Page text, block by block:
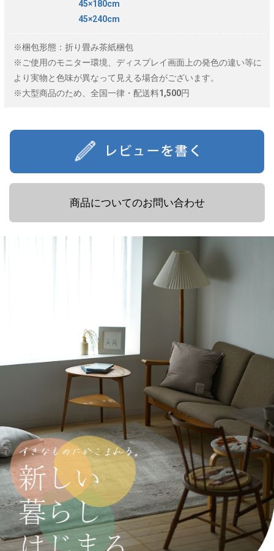
45×180cm
45×240cm
※梱包形態：折り畳み茶紙梱包
※ご使用のモニター環境、ディスプレイ画面上の発色の違い等に
より実物と色味が異なって見える場合がございます。
※大型商品のため、全国一律・配送料1,500円
商品についてのお問い合わせ